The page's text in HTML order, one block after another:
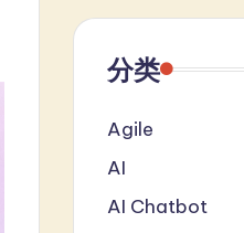
分类
Agile
AI
AI Chatbot